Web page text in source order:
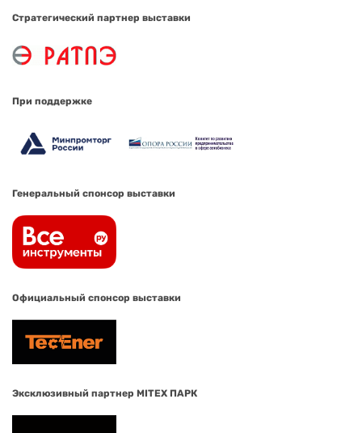
Стратегический партнер выставки
При поддержке
Генеральный спонсор выставки
Официальный спонсор выставки
Эксклюзивный партнер MITEX ПАРК